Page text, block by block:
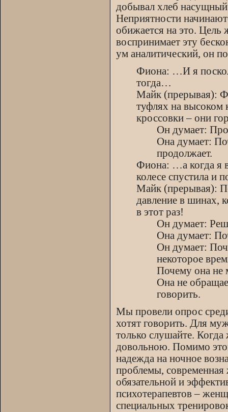
добывал хлеб
Неприятности
обижается на это.
воспринимает эту
ум аналитический, он
Фиона: …И я
тогда…
Майк (прерывая):
туфлях на высоком
кроссовки – они
Он думает:
Она думает:
продолжает.
Фиона: …а когда я
колесе спустила и
Майк (прерывая):
давление в шинах,
в этот раз!
Он думает:
Oна думает:
Он думает:
некоторое
Почему она не
Она не
говорить.
Мы провели опрос
хотят говорить. Для
только слушайте. Когда
довольною. Помимо
надежда на ночное
проблемы, современная
обязательной и
психотерапевтов –
специальных